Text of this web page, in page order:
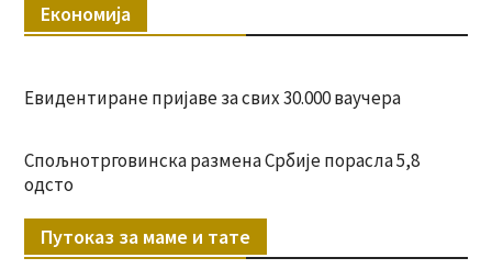
Економија
Евидентиране пријаве за свих 30.000 ваучера
Спољнотрговинска размена Србије порасла 5,8
одсто
Путоказ за маме и тате